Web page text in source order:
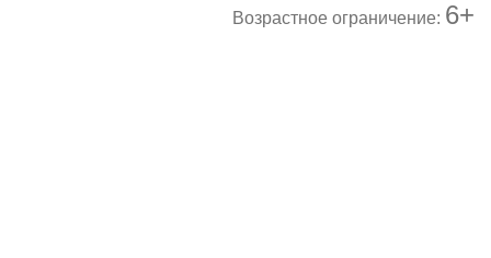
Возрастное ограничение: 6+